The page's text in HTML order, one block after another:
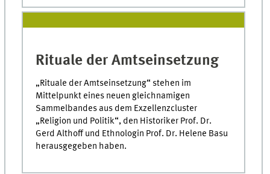
Rituale der Amtseinsetzung
„Rituale der Amtseinsetzung“ stehen im
Mittelpunkt eines neuen gleichnamigen
Sammelbandes aus dem Exzellenzcluster
„Religion und Politik“, den Historiker Prof. Dr.
Gerd Althoff und Ethnologin Prof. Dr. Helene Basu
herausgegeben haben.